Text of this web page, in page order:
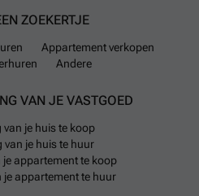
ZOEKERTJE
Appartement verkopen
Andere
VAN JE VASTGOED
je huis te koop
van je huis te huur
appartement te koop
appartement te huur